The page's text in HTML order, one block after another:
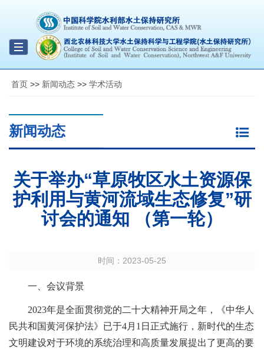
Toggle
navigation
首页 >> 新闻动态 >> 学术活动
新闻动态
关于举办“草原牧区水土资源保
护利用与黄河流域生态修复”研
讨会的通知 （第一轮）
时间： 2023-05-25
一、会议背景
2023年是全面贯彻党的二十大精神开局之年，《中华人
民共和国黄河保护法》已于4月1日正式施行，新时代的生态
文明建设对于环境的系统治理和高质量发展提出了更高的要